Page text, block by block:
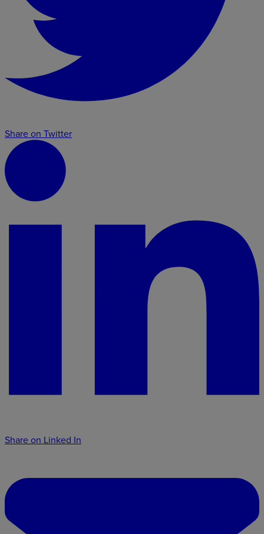
Share on Twitter
Share on Linked In